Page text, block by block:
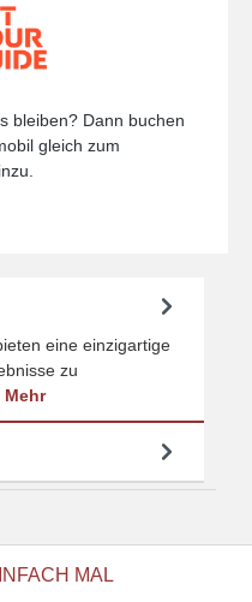
bleiben? Dann buchen
gleich zum
eine einzigartige
zu
Mehr
MAL